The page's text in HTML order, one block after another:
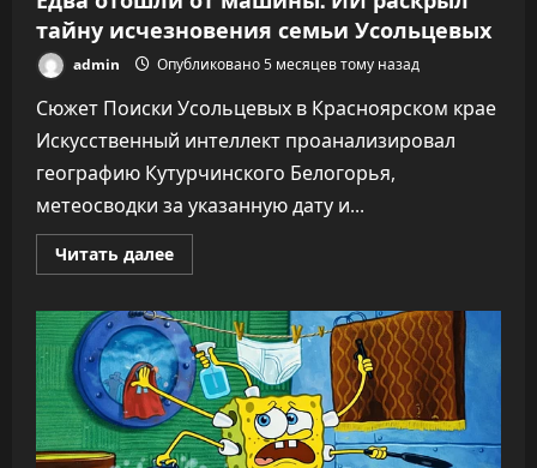
тайну исчезновения семьи Усольцевых
admin Опубликовано 5 месяцев тому назад
Сюжет Поиски Усольцевых в Красноярском крае
Искусственный интеллект проанализировал
географию Кутурчинского Белогорья,
метеосводки за указанную дату и...
Читать далееПрочитать
больше
отошли
от
машины.
ИИ
раскрыл
тайну
исчезновения
семьи
Усольцевых